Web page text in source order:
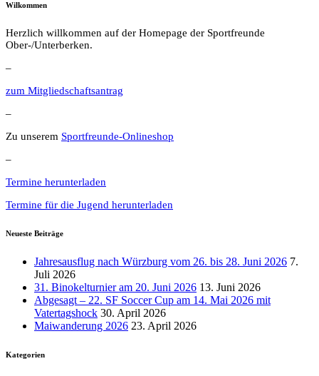
Wilkommen
Herzlich willkommen auf der Homepage der Sportfreunde
Ober-/Unterberken.
–
zum Mitgliedschaftsantrag
–
Zu unserem Sportfreunde-Onlineshop
–
Termine herunterladen
Termine für die Jugend herunterladen
Neueste Beiträge
Jahresausflug nach Würzburg vom 26. bis 28. Juni 2026 7.
Juli 2026
31. Binokelturnier am 20. Juni 2026 13. Juni 2026
Abgesagt – 22. SF Soccer Cup am 14. Mai 2026 mit
Vatertagshock 30. April 2026
Maiwanderung 2026 23. April 2026
Kategorien